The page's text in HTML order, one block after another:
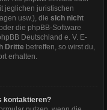
jeglichen juristischen
usw.), die sich nicht
die phpBB-Software
Deutschland e. V. E-
Dritte betreffen, so wirst du,
erhalten.
kontaktieren?